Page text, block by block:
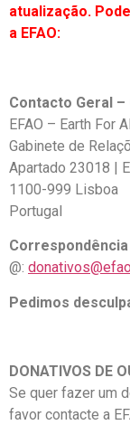
atualização.
a EFAO:
Contacto Geral
EFAO – Earth For
Gabinete de
Apartado 23018 |
1100-999 Lisboa
Portugal
@:
Pedimos
DONATIVOS DE
Se quer fazer um
favor contacte a